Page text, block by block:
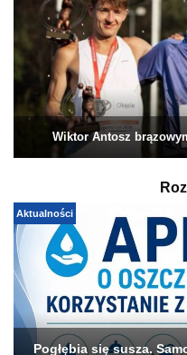
Wiktor Antosz
Aktualności
Pogłębia się susza.